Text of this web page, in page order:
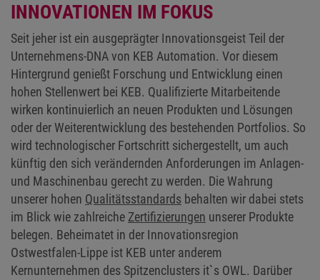
INNOVATIONEN IM FOKUS
Seit jeher ist ein ausgeprägter Innovationsgeist Teil der
Unternehmens-DNA von KEB Automation. Vor diesem
Hintergrund genießt Forschung und Entwicklung einen
hohen Stellenwert bei KEB. Qualifizierte Mitarbeitende
wirken kontinuierlich an neuen Produkten und Lösungen
oder der Weiterentwicklung des bestehenden Portfolios. So
wird technologischer Fortschritt sichergestellt, um auch
künftig den sich verändernden Anforderungen im Anlagen-
und Maschinenbau gerecht zu werden. Die Wahrung
unserer hohen Qualitätsstandards behalten wir dabei stets
im Blick wie zahlreiche Zertifizierungen unserer Produkte
belegen. Beheimatet in der Innovationsregion
Ostwestfalen-Lippe ist KEB unter anderem
Kernunternehmen des Spitzenclusters it`s OWL. Darüber